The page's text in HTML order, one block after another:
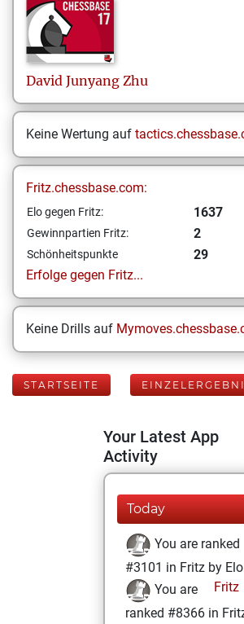
David Junyang Zhu
Keine Wertung auf
Fritz.chessbase.com:
Elo gegen Fritz: 1637
Gewinnpartien Fritz: 2
Schönheitspunkte
29
Erfolge gegen Fritz...
Keine Drills auf
STARTSEITE
Your Latest App
Activity
Today
You are ranked
#3101 in Fritz by Elo
Fritz
You are
ranked #8366 in